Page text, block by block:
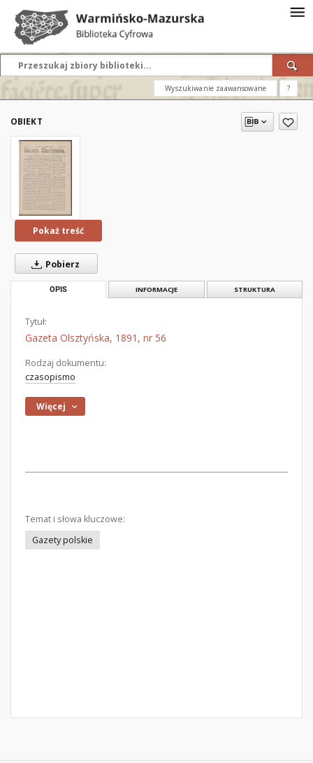
Wyszukiwanie zaawansowane ?
OBIEKT
Pokaż treść
Pobierz
OPIS INFORMACJE STRUKTURA
Tytuł:
Gazeta Olsztyńska, 1891, nr 56
Rodzaj dokumentu:
czasopismo
Więcej
Temat i słowa kluczowe:
Gazety polskie